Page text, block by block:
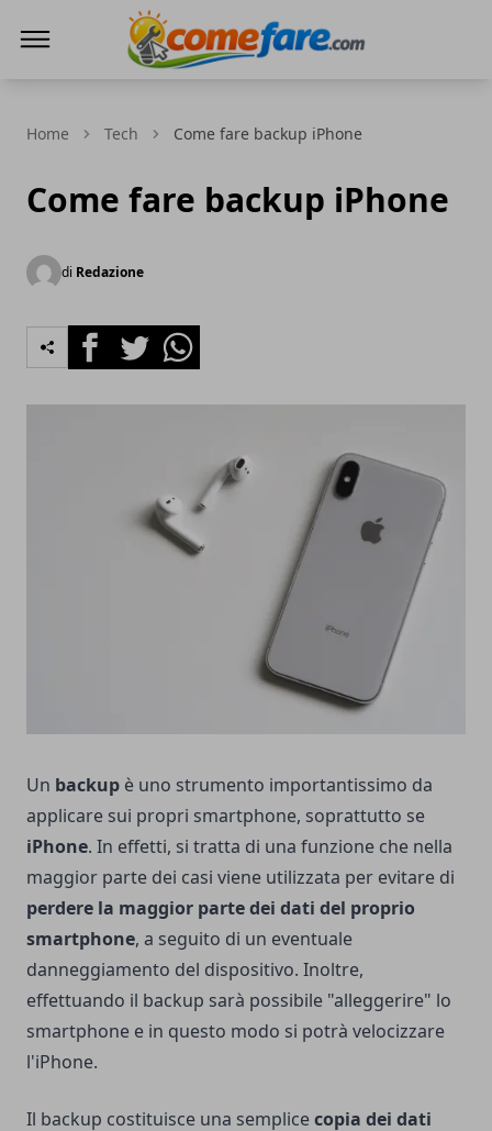
Home Tech Come fare backup iPhone
Come fare backup iPhone
di Redazione
FacebookTwitterWhatsapp
Un backup è uno strumento importantissimo da
applicare sui propri smartphone, soprattutto se
iPhone. In effetti, si tratta di una funzione che nella
maggior parte dei casi viene utilizzata per evitare di
perdere la maggior parte dei dati del proprio
smartphone, a seguito di un eventuale
danneggiamento del dispositivo. Inoltre,
effettuando il backup sarà possibile "alleggerire" lo
smartphone e in questo modo si potrà velocizzare
l'iPhone.
Il backup costituisce una semplicecopia dei dati